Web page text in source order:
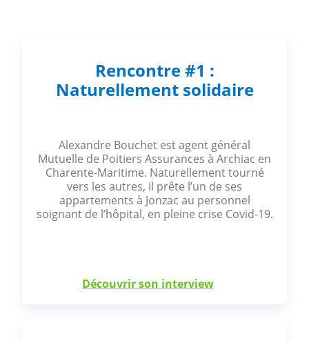
Rencontre #1 :
Naturellement solidaire
Alexandre Bouchet est agent général
Mutuelle de Poitiers Assurances à Archiac en
Charente-Maritime. Naturellement tourné
vers les autres, il prête l’un de ses
appartements à Jonzac au personnel
soignant de l’hôpital, en pleine crise Covid-19.
Découvrir son interview